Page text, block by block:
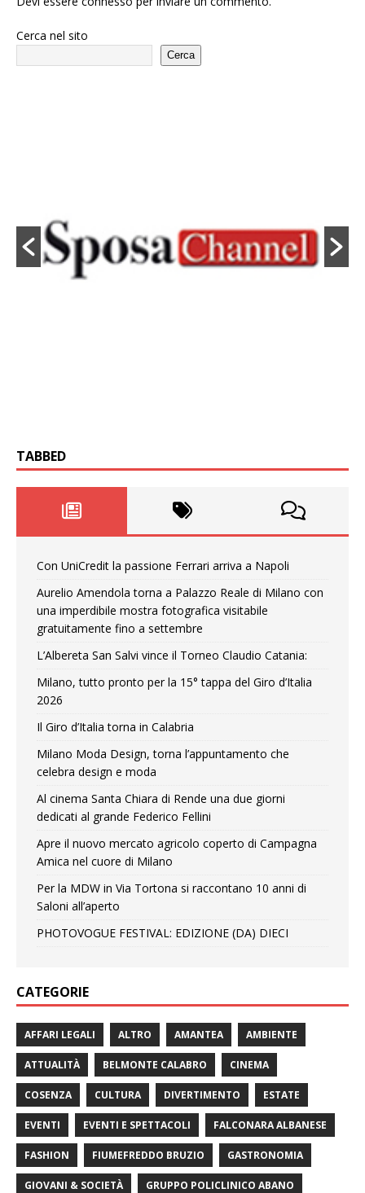
Cerca nel sito
Cerca
TABBED
Con UniCredit la passione Ferrari arriva a Napoli
Aurelio Amendola torna a Palazzo Reale di Milano con
una imperdibile mostra fotografica visitabile
gratuitamente fino a settembre
L’Albereta San Salvi vince il Torneo Claudio Catania:
Milano, tutto pronto per la 15° tappa del Giro d’Italia
2026
Il Giro d’Italia torna in Calabria
Milano Moda Design, torna l’appuntamento che
celebra design e moda
Al cinema Santa Chiara di Rende una due giorni
dedicati al grande Federico Fellini
Apre il nuovo mercato agricolo coperto di Campagna
Amica nel cuore di Milano
Per la MDW in Via Tortona si raccontano 10 anni di
Saloni all’aperto
PHOTOVOGUE FESTIVAL: EDIZIONE (DA) DIECI
CATEGORIE
AFFARI LEGALI ALTRO AMANTEA AMBIENTE
ATTUALITÀ BELMONTE CALABRO CINEMA
COSENZA CULTURA DIVERTIMENTO ESTATE
EVENTI EVENTI E SPETTACOLI FALCONARA ALBANESE
FASHION FIUMEFREDDO BRUZIO GASTRONOMIA
GIOVANI & SOCIETÀ GRUPPO POLICLINICO ABANO